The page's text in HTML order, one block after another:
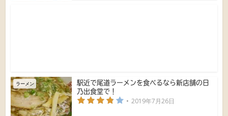
ラーメン
駅近で尾道ラーメンを食べるなら新店舗の日
乃出食堂で！
2019年7月26日